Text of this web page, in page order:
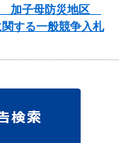
加子母防災地区
する一般競争入札